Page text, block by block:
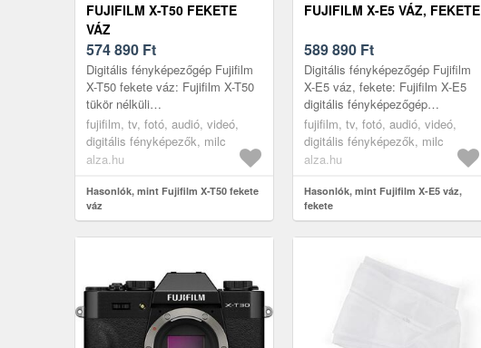
FUJIFILM X-T50 FEKETE
VÁZ
574 890 Ft
Digitális fényképezőgép Fujifilm
X-T50 fekete váz: Fujifilm X-T50
tükör nélküli
fényképezőgépKlasszikus
design, lekerekített formaA
legújabb érzéke...
fujifilm, tv, fotó, audió, videó,
digitális fényképezők, milc
alza.hu
Hasonlók, mint Fujifilm X-T50 fekete
váz
FUJIFILM X-E5 VÁZ, FEKETE
589 890 Ft
Digitális fényképezőgép Fujifilm
X-E5 váz, fekete: Fujifilm X-E5
digitális fényképezőgép
vázEmeld új szintre a közösségi
média profilodA FUJIFILM X...
fujifilm, tv, fotó, audió, videó,
digitális fényképezők, milc
alza.hu
Hasonlók, mint Fujifilm X-E5 váz,
fekete